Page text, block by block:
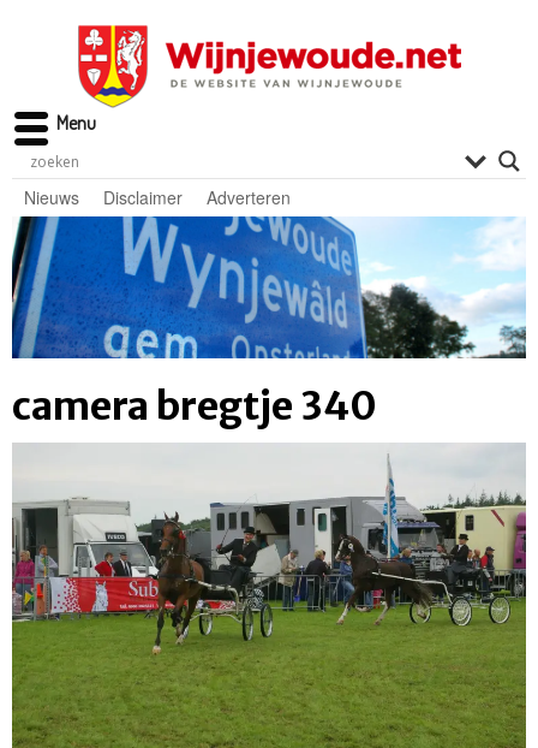
Nieuws Disclaimer Adverteren
camera bregtje 340
Menu